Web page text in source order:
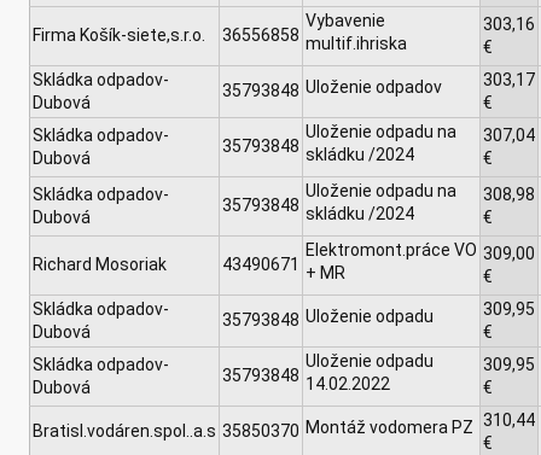
Firma Košík-siete,s.r.o. 36556858
Vybavenie
multif.ihriska
303,16
€
Skládka odpadov-
Dubová
35793848 Uloženie odpadov
303,17
€
Skládka odpadov-
Dubová
35793848
Uloženie odpadu na
skládku /2024
307,04
€
Skládka odpadov-
Dubová
35793848
Uloženie odpadu na
skládku /2024
308,98
€
Richard Mosoriak 43490671
Elektromont.práce VO
+ MR
309,00
€
Skládka odpadov-
Dubová
35793848 Uloženie odpadu
309,95
€
Skládka odpadov-
Dubová
35793848
Uloženie odpadu
14.02.2022
309,95
€
Bratisl.vodáren.spol..a.s 35850370 Montáž vodomera PZ 310,44
€